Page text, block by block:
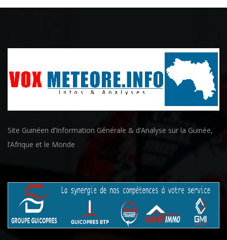
Site Guinéen d’Information Générale & d’Analyse sur la Guinée,
l’Afrique et le Monde